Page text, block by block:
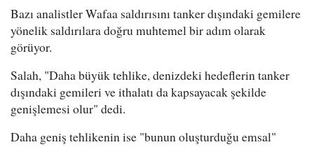
Bazı analistler Wafaa saldırısını tanker dışındaki gemilere
yönelik saldırılara doğru muhtemel bir adım olarak
görüyor.
Salah, "Daha büyük tehlike, denizdeki hedeflerin tanker
dışındaki gemileri ve ithalatı da kapsayacak şekilde
genişlemesi olur" dedi.
Daha geniş tehlikenin ise "bunun oluşturduğu emsal"